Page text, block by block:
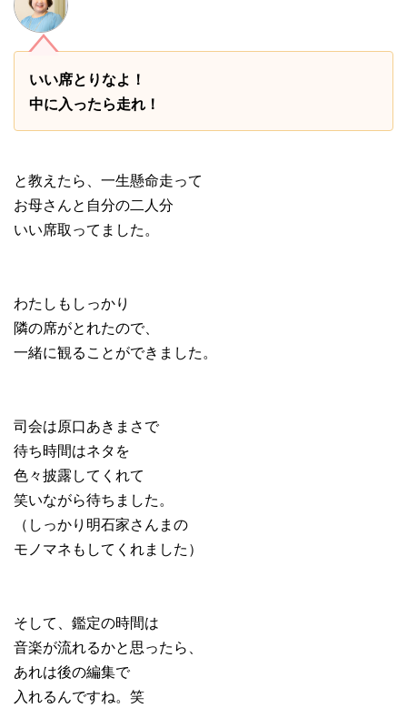
いい席とりなよ！
中に入ったら走れ！
と教えたら、一生懸命走って
お母さんと自分の二人分
いい席取ってました。
わたしもしっかり
隣の席がとれたので、
一緒に観ることができました。
司会は原口あきまさで
待ち時間はネタを
色々披露してくれて
笑いながら待ちました。
（しっかり明石家さんまの
モノマネもしてくれました）
そして、鑑定の時間は
音楽が流れるかと思ったら、
あれは後の編集で
入れるんですね。笑